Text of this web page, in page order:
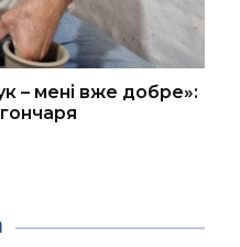
– мені вже добре»: